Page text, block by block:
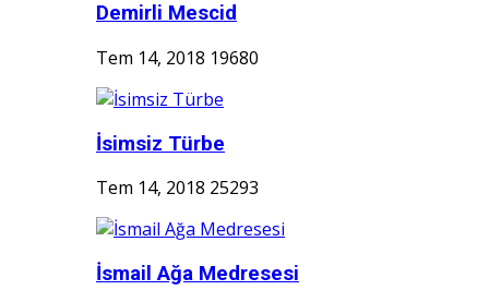
Demirli Mescid
Tem 14, 2018 19680
İsimsiz Türbe
Tem 14, 2018 25293
İsmail Ağa Medresesi